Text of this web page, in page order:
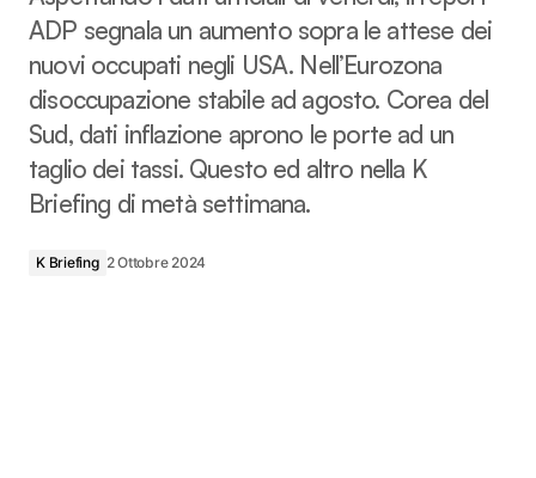
ADP segnala un aumento sopra le attese dei
nuovi occupati negli USA. Nell’Eurozona
disoccupazione stabile ad agosto. Corea del
Sud, dati inflazione aprono le porte ad un
taglio dei tassi. Questo ed altro nella K
Briefing di metà settimana.
K Briefing 2 Ottobre 2024